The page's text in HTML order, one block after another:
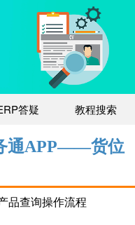
答疑 教程搜索
通APP——货位
品查询操作流程